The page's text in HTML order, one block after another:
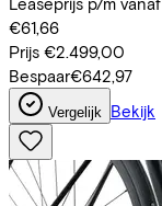
€61,66
Prijs €2.499,00
Bespaar€642,97
Vergelijk Bekijk